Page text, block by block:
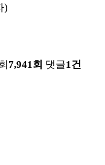
)
7,941회 댓글1건